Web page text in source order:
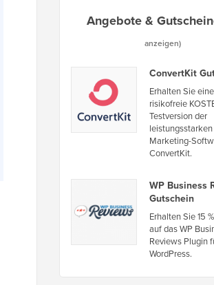
Angebote &
anzeigen)
ConvertKit
Erhalten Sie
risikofreie
Testversion der
Marketing-
ConvertKit.
WP Business
Gutschein
Erhalten Sie 15
auf das WP
Reviews Plugin
WordPress.